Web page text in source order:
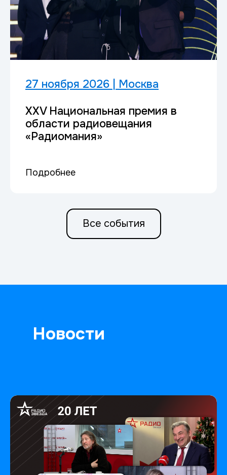
27 ноября 2026 | Москва
XXV Национальная премия в
области радиовещания
«Радиомания»
Подробнее
Все события
Новости